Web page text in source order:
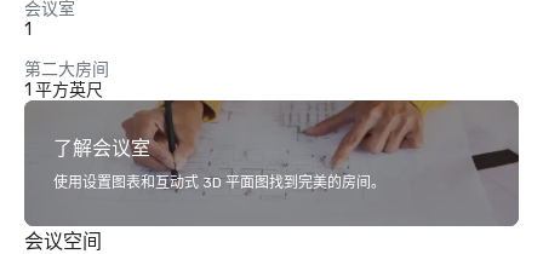
会议室
1
第二大房间
1 平方英尺
了解会议室
使用设置图表和互动式 3D 平面图找到完美的房间。
会议空间